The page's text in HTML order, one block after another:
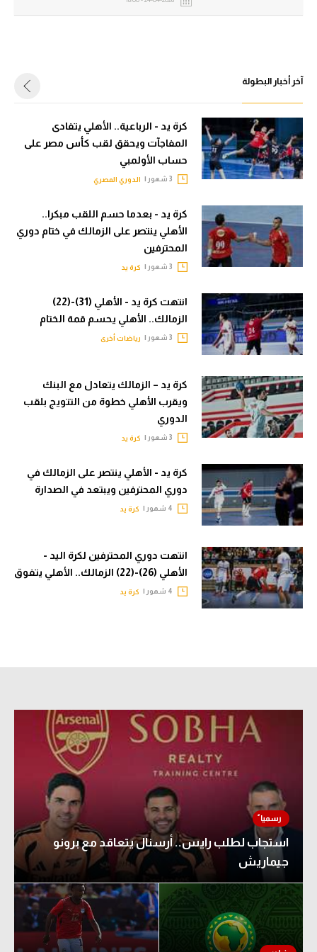
سعودي في الجول
الدوري الإسباني
دوري أبطال أوروبا
القسم الثاني
رياضات أخرى
كرة السلة الأمريكية
كرة سلة
كرة طائرة
الوطن العربي
رياضة نسائية
آسيا
ركن الألعاب
أقسام خاصة
ميركاتو
تحقيق في الجول
كويز في الجول
فيديو في الجول
الدوري الإنجليزي
دوري أبطال أوروبا
القسم الثاني
رياضات أخرى
أمم إفريقيا
كرة سلة
كرة يد
الوطن العربي
في المونديال
رياضة نسائية
آسيا
أمريكا
أقسام خاصة
Gamers
ميركاتو
تحقيق في الجول
تقرير في الجول
تحليل في الجول
آخر أخبار البطولة
كرة يد - الرباعية.. الأهلي يتفادى
المفاجآت ويحقق لقب كأس مصر على
حساب الأولمبي
الدوري المصري
كرة يد - بعدما حسم اللقب مبكرا..
الأهلي ينتصر على الزمالك في ختام دوري
المحترفين
كرة يد
انتهت كرة يد - الأهلي (31)-(22)
الزمالك.. الأهلي يحسم قمة الختام
رياضات أخرى
كرة يد – الزمالك يتعادل مع البنك
ويقرب الأهلي خطوة من التتويج بلقب
الدوري
كرة يد
كرة يد - الأهلي ينتصر على الزمالك في
دوري المحترفين ويبتعد في الصدارة
كرة يد
انتهت دوري المحترفين لكرة اليد -
الأهلي (26)-(22) الزمالك.. الأهلي يتفوق
كرة يد
استجاب لطلب رايس.. أرسنال يتعاقد مع برونو
جيماريش